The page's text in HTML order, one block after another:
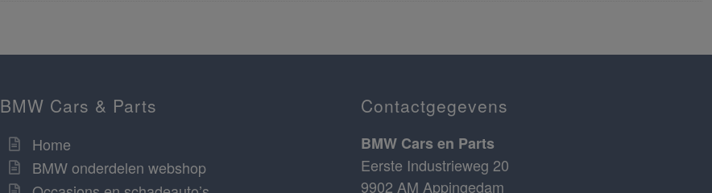
BMW Cars & Parts
Home
BMW onderdelen webshop
Contactgegevens
BMW Cars en Parts
Eerste Industrieweg 20
9902 AM Appingedam